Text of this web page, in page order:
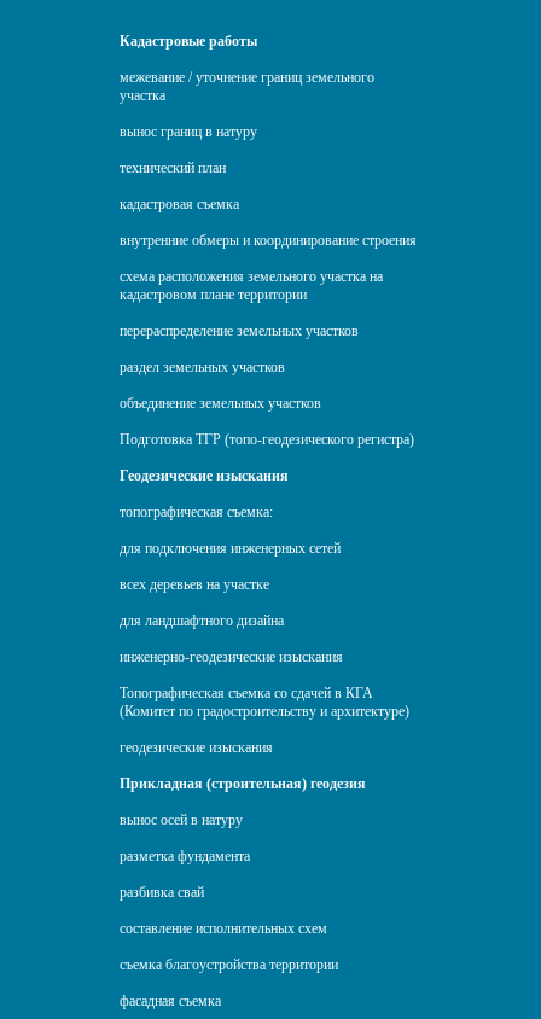
Кадастровые работы
межевание / уточнение границ земельного
участка
вынос границ в натуру
технический план
кадастровая съемка
внутренние обмеры и координирование строения
схема расположения земельного участка на
кадастровом плане территории
перераспределение земельных участков
раздел земельных участков
объединение земельных участков
Подготовка ТГР (топо-геодезического регистра)
Геодезические изыскания
топографическая съемка:
для подключения инженерных сетей
всех деревьев на участке
для ландшафтного дизайна
инженерно-геодезические изыскания
Топографическая съемка со сдачей в КГА
(Комитет по градостроительству и архитектуре)
геодезические изыскания
Прикладная (строительная) геодезия
вынос осей в натуру
разметка фундамента
разбивка свай
составление исполнительных схем
съемка благоустройства территории
фасадная съемка